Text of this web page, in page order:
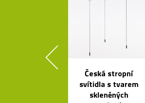
Česká stropní
svítidla s tvarem
skleněných